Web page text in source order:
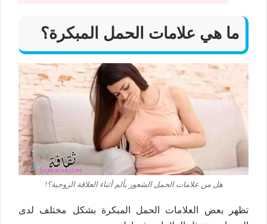
ما هي علامات الحمل المبكرة؟
هل من علامات الحمل الشعور بألم أثناء العلاقة الزوجية؟!
تظهر بعض العلامات الحمل المبكرة بشكل مختلف لدى